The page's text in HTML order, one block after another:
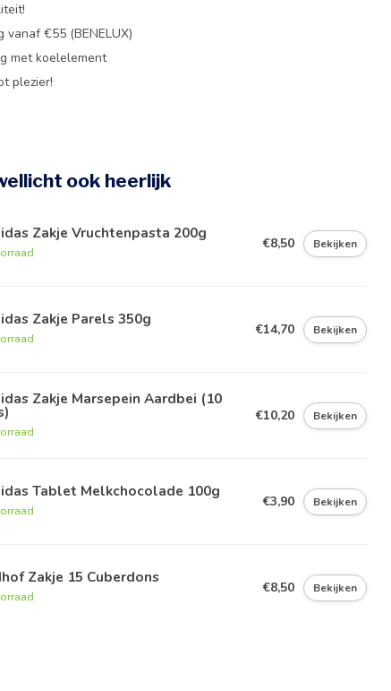
vanaf €55 (BENELUX)
met koelelement
plezier!
ook heerlijk
Zakje Vruchtenpasta 200g
€8,50 Bekijken
Zakje Parels 350g
€14,70 Bekijken
Zakje Marsepein Aardbei (10
€10,20 Bekijken
Tablet Melkchocolade 100g
€3,90 Bekijken
Zakje 15 Cuberdons
€8,50 Bekijken